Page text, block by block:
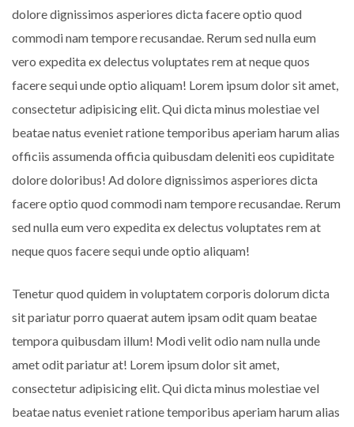
dolore dignissimos asperiores dicta facere optio quod
commodi nam tempore recusandae. Rerum sed nulla eum
vero expedita ex delectus voluptates rem at neque quos
facere sequi unde optio aliquam! Lorem ipsum dolor sit amet,
consectetur adipisicing elit. Qui dicta minus molestiae vel
beatae natus eveniet ratione temporibus aperiam harum alias
officiis assumenda officia quibusdam deleniti eos cupiditate
dolore doloribus! Ad dolore dignissimos asperiores dicta
facere optio quod commodi nam tempore recusandae. Rerum
sed nulla eum vero expedita ex delectus voluptates rem at
neque quos facere sequi unde optio aliquam!
Tenetur quod quidem in voluptatem corporis dolorum dicta
sit pariatur porro quaerat autem ipsam odit quam beatae
tempora quibusdam illum! Modi velit odio nam nulla unde
amet odit pariatur at! Lorem ipsum dolor sit amet,
consectetur adipisicing elit. Qui dicta minus molestiae vel
beatae natus eveniet ratione temporibus aperiam harum alias